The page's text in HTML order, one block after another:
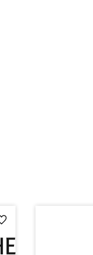
Lägg till i favoriter